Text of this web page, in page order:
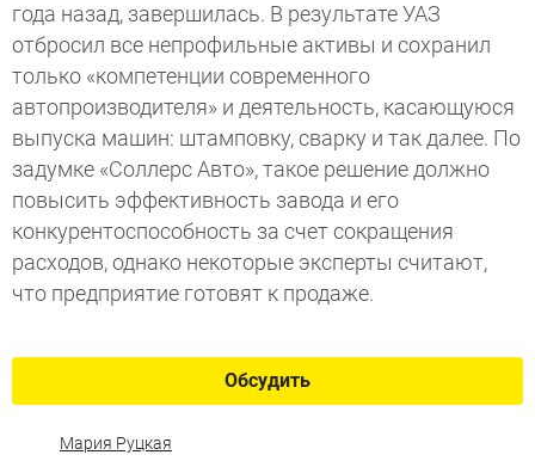
года назад, завершилась. В результате УАЗ
отбросил все непрофильные активы и сохранил
только «компетенции современного
автопроизводителя» и деятельность, касающуюся
выпуска машин: штамповку, сварку и так далее. По
задумке «Соллерс Авто», такое решение должно
повысить эффективность завода и его
конкурентоспособность за счет сокращения
расходов, однако некоторые эксперты считают,
что предприятие готовят к продаже.
Обсудить
Мария Руцкая